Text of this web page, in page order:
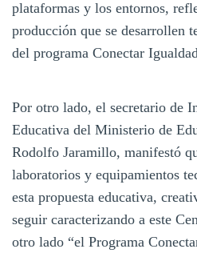
plataformas y los entornos,
producción que se desarrollen
del programa Conectar
Por otro lado, el secretario de
Educativa del Ministerio de
Rodolfo Jaramillo, manifestó
laboratorios y equipamientos
esta propuesta educativa,
seguir caracterizando a este
otro lado “el Programa